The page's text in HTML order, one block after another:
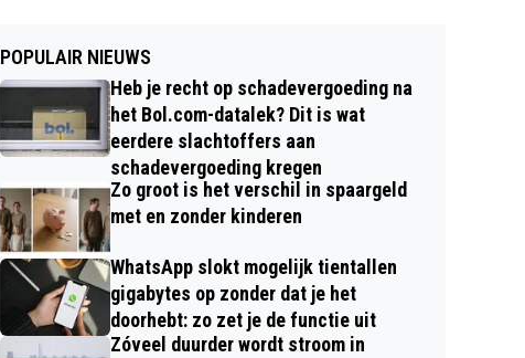
POPULAIR NIEUWS
Heb je recht op schadevergoeding na
het Bol.com-datalek? Dit is wat
eerdere slachtoffers aan
schadevergoeding kregen
Zo groot is het verschil in spaargeld
met en zonder kinderen
WhatsApp slokt mogelijk tientallen
gigabytes op zonder dat je het
doorhebt: zo zet je de functie uit
Zóveel duurder wordt stroom in